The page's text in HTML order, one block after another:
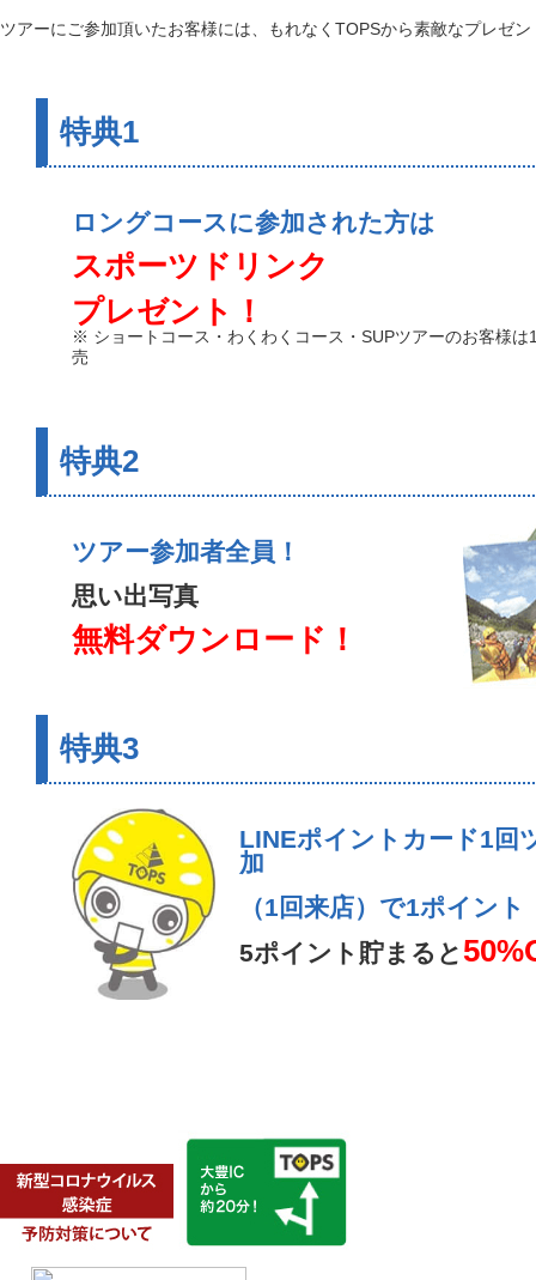
ツアーにご参加頂いたお客様には、もれなくTOPSから素敵なプレゼン
特典1
ロングコースに参加された方は
スポーツドリンク
プレゼント！
※ ショートコース・わくわくコース・SUPツアーのお客様は
売
特典2
ツアー参加者全員！
思い出写真
無料ダウンロード！
特典3
LINEポイントカード1回
加
（1回来店）で1ポイント
5ポイント貯まると